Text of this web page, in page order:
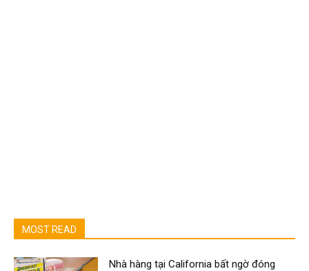
MOST READ
Nhà hàng tại California bất ngờ đóng